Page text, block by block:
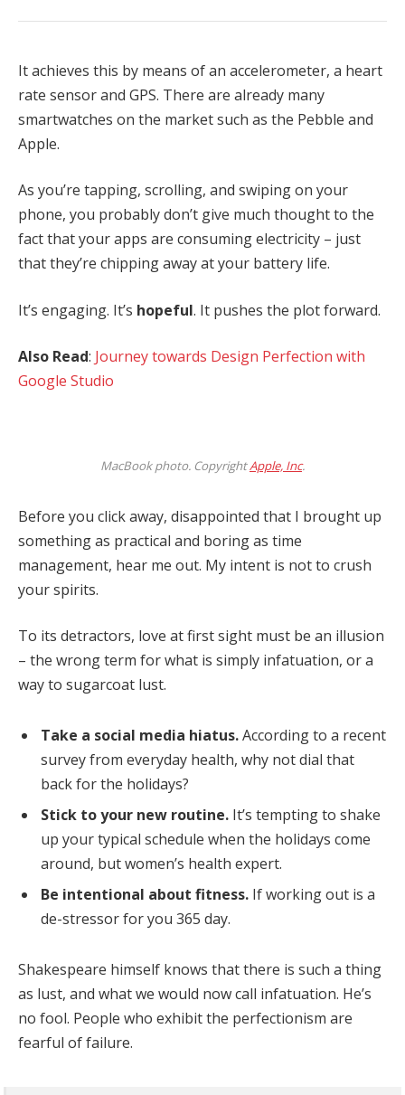
It achieves this by means of an accelerometer, a heart
rate sensor and GPS. There are already many
smartwatches on the market such as the Pebble and
Apple.
As you’re tapping, scrolling, and swiping on your
phone, you probably don’t give much thought to the
fact that your apps are consuming electricity – just
that they’re chipping away at your battery life.
It’s engaging. It’s hopeful. It pushes the plot forward.
Also Read: Journey towards Design Perfection with
Google Studio
MacBook photo. CopyrightApple, Inc.
Before you click away, disappointed that I brought up
something as practical and boring as time
management, hear me out. My intent is not to crush
your spirits.
To its detractors, love at first sight must be an illusion
– the wrong term for what is simply infatuation, or a
way to sugarcoat lust.
Take a social media hiatus.According to a recent
survey from everyday health, why not dial that
back for the holidays?
Stick to your new routine. It’s tempting to shake
up your typical schedule when the holidays come
around, but women’s health expert.
Be intentional about fitness. If working out is a
de-stressor for you 365 day.
Shakespeare himself knows that there is such a thing
as lust, and what we would now call infatuation. He’s
no fool. People who exhibit the perfectionism are
fearful of failure.